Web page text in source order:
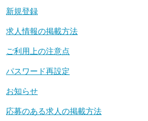
新規登録
求人情報の掲載方法
ご利用上の注意点
パスワード再設定
お知らせ
応募のある求人の掲載方法